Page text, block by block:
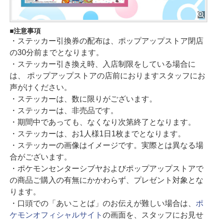
注意事項
・ステッカー引換券の配布は、ポップアップストア閉店
の30分前までとなります。
・ステッカー引き換え時、入店制限をしている場合に
は、 ポップアップストアの店前におりますスタッフにお
声がけください。
・ステッカーは、数に限りがございます。
・ステッカーは、非売品です。
・期間中であっても、なくなり次第終了となります。
・ステッカーは、お1人様1日1枚までとなります。
・ステッカーの画像はイメージです。実際とは異なる場
合がございます。
・ポケモンセンターシブヤおよびポップアップストアで
の商品ご購入の有無にかかわらず、プレゼント対象とな
ります。
・口頭での「あいことば」のお伝えが難しい場合は、 ポ
ケモンオフィシャルサイト の画面を、スタッフにお見せ